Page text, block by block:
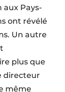
Pays-
ont révélé
Un autre
plus que
directeur
même